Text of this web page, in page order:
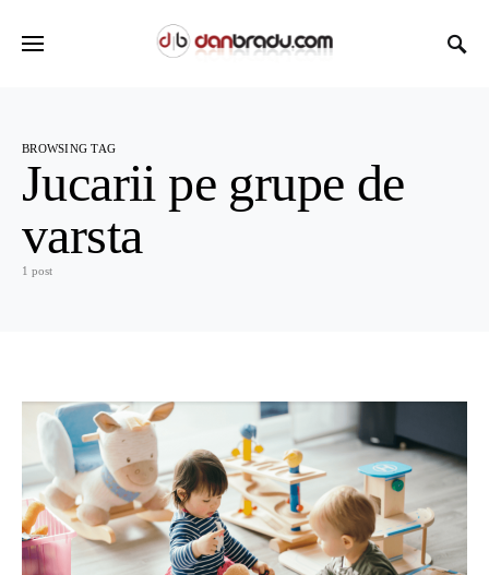
BROWSING TAG
Jucarii pe grupe de
varsta
1 post